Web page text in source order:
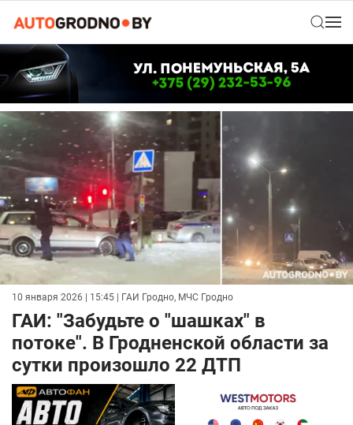
10 января 2026 | 15:45 | ГАИ Гродно, МЧС Гродно
ГАИ: "Забудьте о "шашках" в
потоке". В Гродненской области за
сутки произошло 22 ДТП